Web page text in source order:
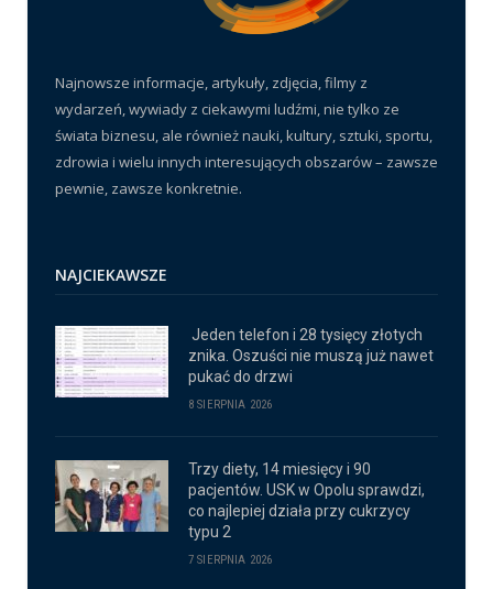
Najnowsze informacje, artykuły, zdjęcia, filmy z
wydarzeń, wywiady z ciekawymi ludźmi, nie tylko ze
świata biznesu, ale również nauki, kultury, sztuki, sportu,
zdrowia i wielu innych interesujących obszarów – zawsze
pewnie, zawsze konkretnie.
NAJCIEKAWSZE
Jeden telefon i 28 tysięcy złotych
znika. Oszuści nie muszą już nawet
pukać do drzwi
8 SIERPNIA 2026
Trzy diety, 14 miesięcy i 90
pacjentów. USK w Opolu sprawdzi,
co najlepiej działa przy cukrzycy
typu 2
7 SIERPNIA 2026